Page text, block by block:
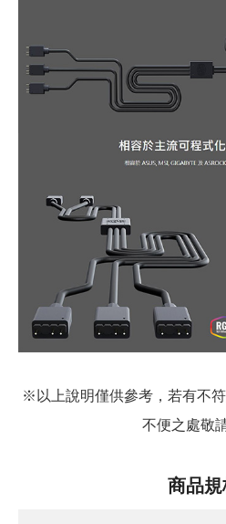
※以上說明僅供參考，若有不
不便之處敬
商品規